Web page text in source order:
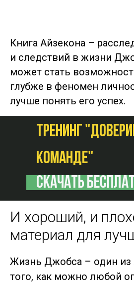
Книга Айзекона –
и следствий в жизни
может стать
глубже в феномен
лучше понять его успех.
ТРЕНИНГ
команде"
скачать
И хороший, и
материал для
Жизнь Джобса – один из
того, как можно любой